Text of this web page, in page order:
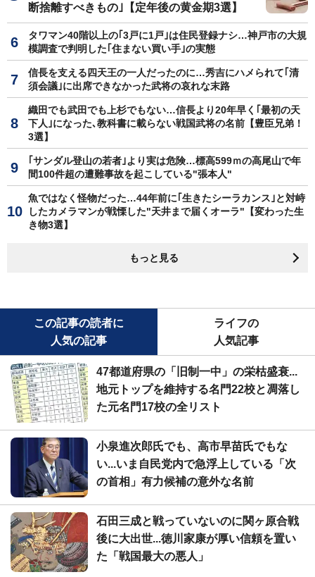
断捨離すべきもの｣【定年後の黄金期3選】
タワマン40階以上の｢3戸に1戸｣は住民登録ナシ…神戸市の大規
模調査で判明した｢住まない買い手｣の実態
信長を支える四天王の一人だったのに…秀吉にハメられて｢清
須会議｣に出席できなかった武将の哀れな末路
織田でも武田でも上杉でもない…信長より20年早く｢最初の天
下人｣になった､教科書に載らない戦国武将の名前【豊臣兄弟！
3選】
｢サンダル登山の若者｣より実は危険…標高599ｍの高尾山で年
間100件超の遭難事故を起こしている"張本人"
魚ではなく怪物だった…44年前に｢生きたシーラカンス｣と対峙
したカメラマンが戦慄した"天井まで届くオーラ"【変わった生
き物3選】
もっと見る
この記事の読者に
人気の記事
ライフの
人気記事
47都道府県の「旧制一中」の栄枯盛衰...
地元トップを維持する名門22校と凋落し
た元名門17校の全リスト
小泉進次郎氏でも、高市早苗氏でもな
い...いま自民党内で急浮上している「次
の首相」有力候補の意外な名前
石田三成と戦っていないのに関ヶ原合戦
後に大出世...徳川家康が厚い信頼を置い
た「戦国最大の悪人」